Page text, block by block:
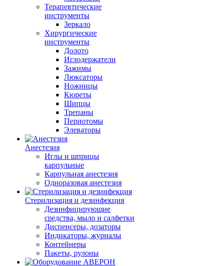
Терапевтические
инструменты
Зеркало
Хирургические
инструменты
Долото
Иглодержатели
Зажимы
Люксаторы
Ножницы
Кюреты
Шипцы
Трепаны
Периотомы
Элеваторы
Анестезия
Иглы и шприцы
карпульные
Карпульная анестезия
Одноразовая анестезия
Стерилизация и дезинфекция
Дезинфицирующие
средства, мыло и салфетки
Диспенсеры, дозаторы
Индикаторы, журналы
Контейнеры
Пакеты, рулоны